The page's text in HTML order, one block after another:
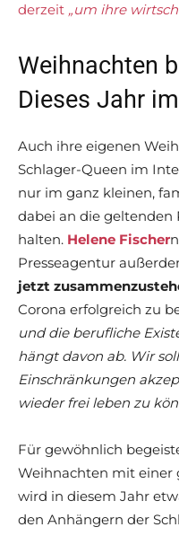
derzeit „um ihre
Weihnachten
Dieses Jahr
Auch ihre eigenen
Schlager-Queen im
nur im ganz kleinen,
dabei an die
halten. Helene Fischer
Presseagentur
jetzt
Corona erfolgreich zu
und die berufliche
hängt davon ab. Wir
Einschränkungen
wieder frei leben zu
Für gewöhnlich
Weihnachten mit einer
wird in diesem Jahr
den Anhängern der